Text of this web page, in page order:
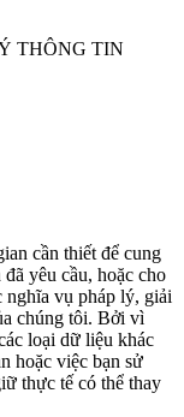
THÔNG TIN
cần thiết để cung
yêu cầu, hoặc cho
nghĩa vụ pháp lý, giải
chúng tôi. Bởi vì
loại dữ liệu khác
hoặc việc bạn sử
thực tế có thể thay